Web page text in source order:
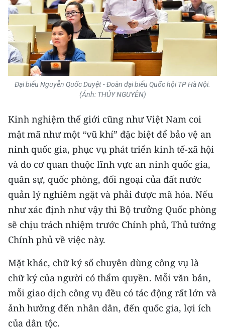
Đại biểu Nguyễn Quốc Duyệt - Đoàn đại biểu Quốc hội TP Hà Nội.
(Ảnh: THỦY NGUYÊN)
Kinh nghiệm thế giới cũng như Việt Nam coi
mật mã như một “vũ khí” đặc biệt để bảo vệ an
ninh quốc gia, phục vụ phát triển kinh tế-xã hội
và do cơ quan thuộc lĩnh vực an ninh quốc gia,
quân sự, quốc phòng, đối ngoại của đất nước
quản lý nghiêm ngặt và phải được mã hóa. Nếu
như xác định như vậy thì Bộ trưởng Quốc phòng
sẽ chịu trách nhiệm trước Chính phủ, Thủ tướng
Chính phủ về việc này.
Mặt khác, chữ ký số chuyên dùng công vụ là
chữ ký của người có thẩm quyền. Mỗi văn bản,
mỗi giao dịch công vụ đều có tác động rất lớn và
ảnh hưởng đến nhân dân, đến quốc gia, lợi ích
của dân tộc.